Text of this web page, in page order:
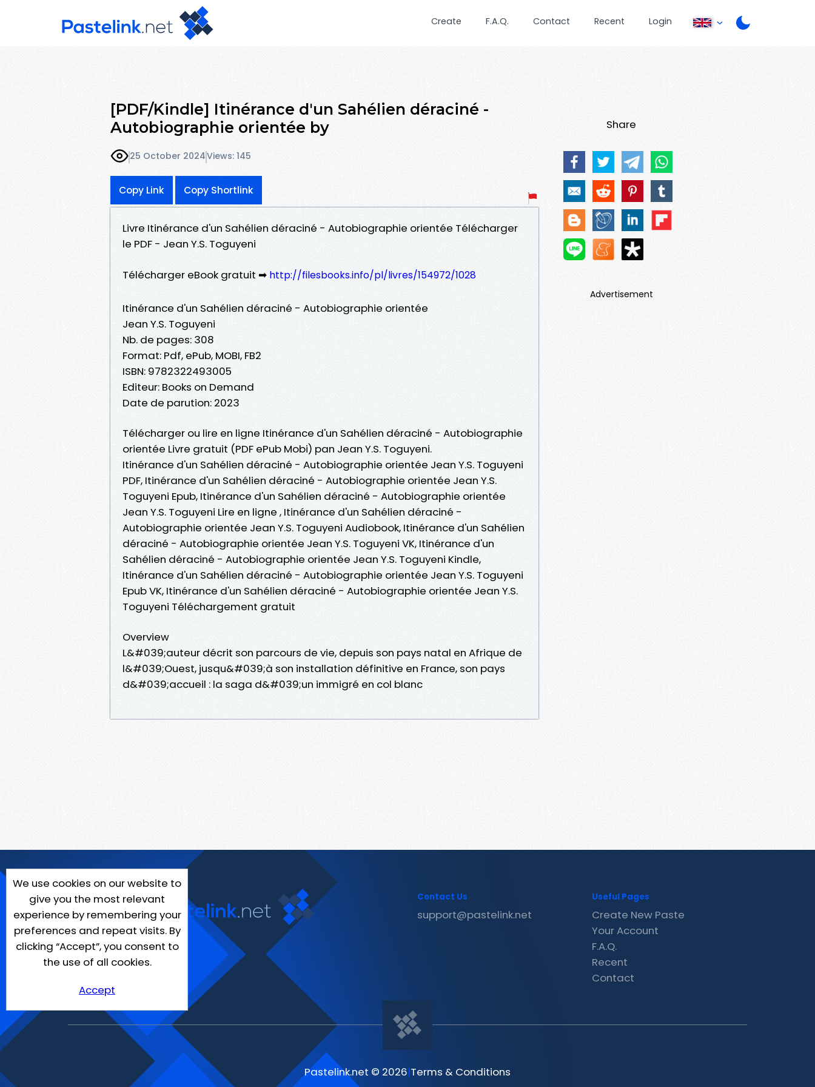
Create F.A.Q. Contact Recent Login
[PDF/Kindle] Itinérance d'un Sahélien déraciné -
Autobiographie orientée by
25 October 2024Views: 145
Copy Link Copy Shortlink
Livre Itinérance d'un Sahélien déraciné - Autobiographie orientée Télécharger
le PDF - Jean Y.S. Toguyeni
Télécharger eBook gratuit ➡ http://filesbooks.info/pl/livres/154972/1028
Itinérance d'un Sahélien déraciné - Autobiographie orientée
Jean Y.S. Toguyeni
Nb. de pages: 308
Format: Pdf, ePub, MOBI, FB2
ISBN: 9782322493005
Editeur: Books on Demand
Date de parution: 2023
Télécharger ou lire en ligne Itinérance d'un Sahélien déraciné - Autobiographie
orientée Livre gratuit (PDF ePub Mobi) pan Jean Y.S. Toguyeni.
Itinérance d'un Sahélien déraciné - Autobiographie orientée Jean Y.S. Toguyeni
PDF, Itinérance d'un Sahélien déraciné - Autobiographie orientée Jean Y.S.
Toguyeni Epub, Itinérance d'un Sahélien déraciné - Autobiographie orientée
Jean Y.S. Toguyeni Lire en ligne , Itinérance d'un Sahélien déraciné -
Autobiographie orientée Jean Y.S. Toguyeni Audiobook, Itinérance d'un Sahélien
déraciné - Autobiographie orientée Jean Y.S. Toguyeni VK, Itinérance d'un
Sahélien déraciné - Autobiographie orientée Jean Y.S. Toguyeni Kindle,
Itinérance d'un Sahélien déraciné - Autobiographie orientée Jean Y.S. Toguyeni
Epub VK, Itinérance d'un Sahélien déraciné - Autobiographie orientée Jean Y.S.
Toguyeni Téléchargement gratuit
Overview
L&#039;auteur décrit son parcours de vie, depuis son pays natal en Afrique de
l&#039;Ouest, jusqu&#039;à son installation définitive en France, son pays
d&#039;accueil : la saga d&#039;un immigré en col blanc
Share
Advertisement
We use cookies on our website to
give you the most relevant
experience by remembering your
preferences and repeat visits. By
clicking “Accept”, you consent to
the use of all cookies.
Accept
Contact Us
support@pastelink.net
Useful Pages
Create New Paste
Your Account
F.A.Q.
Recent
Contact
Pastelink.net © 2026|Terms & Conditions